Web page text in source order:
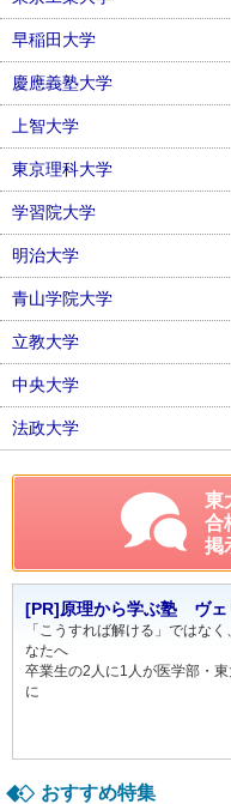
早稲田大学
慶應義塾大学
上智大学
東京理科大学
学習院大学
明治大学
青山学院大学
立教大学
中央大学
法政大学
東
合
掲
[PR]原理から学ぶ塾 ヴェ
「こうすれば解ける」ではな
なたへ
卒業生の2人に1人が医学部・
に
おすすめ特集